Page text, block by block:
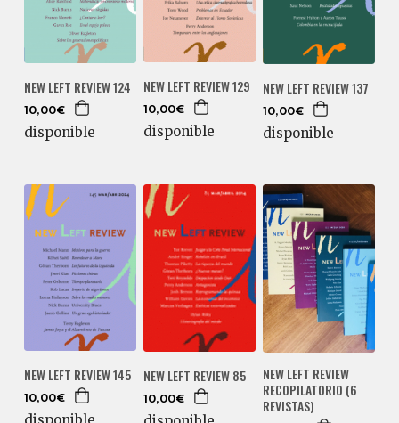
NEW LEFT REVIEW 124
10,00€
disponible
NEW LEFT REVIEW 129
10,00€
disponible
NEW LEFT REVIEW 137
10,00€
disponible
NEW LEFT REVIEW 145
10,00€
NEW LEFT REVIEW 85
10,00€
NEW LEFT REVIEW
RECOPILATORIO (6
REVISTAS)